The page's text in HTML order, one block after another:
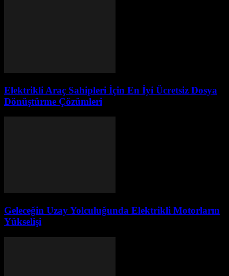
Elektrikli Araç Sahipleri İçin En İyi Ücretsiz Dosya
Dönüştürme Çözümleri
Geleceğin Uzay Yolculuğunda Elektrikli Motorların
Yükselişi